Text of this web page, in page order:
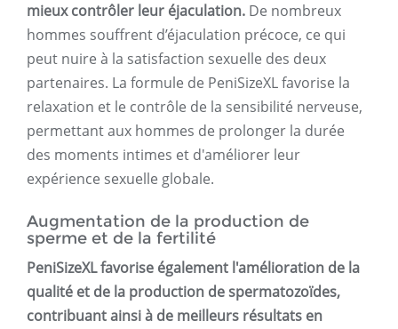
mieux contrôler leur éjaculation. De nombreux
hommes souffrent d’éjaculation précoce, ce qui
peut nuire à la satisfaction sexuelle des deux
partenaires. La formule de PeniSizeXL favorise la
relaxation et le contrôle de la sensibilité nerveuse,
permettant aux hommes de prolonger la durée
des moments intimes et d'améliorer leur
expérience sexuelle globale.
Augmentation de la production de
sperme et de la fertilité
PeniSizeXL favorise également l'amélioration de la
qualité et de la production de spermatozoïdes,
contribuant ainsi à de meilleurs résultats en